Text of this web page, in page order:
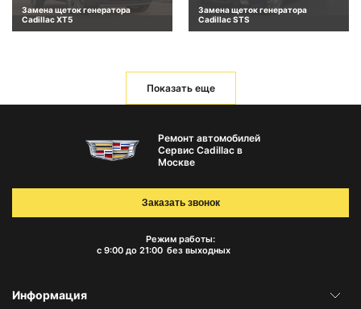
Замена щеток генератора
Cadillac XT5
Замена щеток генератора
Cadillac STS
Показать еще
Ремонт автомобилей
Сервис Cadillac в
Москве
Режим работы:
с 9:00 до 21:00 без выходных
Заказать звонок
Информация